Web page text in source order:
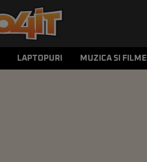
LAPTOPURI MUZICA SI FILME